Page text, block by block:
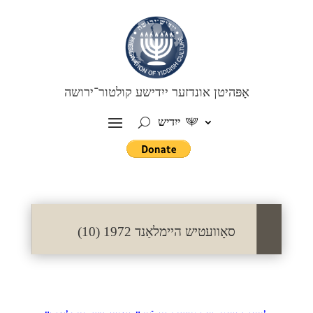
אָפּהיטן אונדזער ייִדישע קולטור־ירושה
ייִדיש
סאָוועטיש היימלאַנד 1972 (10)